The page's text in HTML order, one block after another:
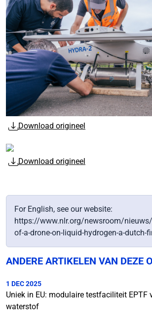
Download origineel
Download origineel
For English, see our website:
https://www.nlr.org/newsroom/
of-a-drone-on-liquid-hydrogen-a-dutch-
ANDERE ARTIKELEN VAN DEZE
1 DEC 2025
Uniek in EU: modulaire testfaciliteit EPTF
waterstof